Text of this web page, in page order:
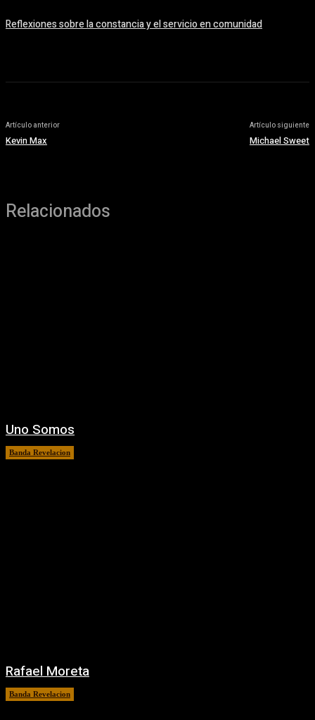
Reflexiones sobre la constancia y el servicio en comunidad
Artículo anterior
Kevin Max
Artículo siguiente
Michael Sweet
Relacionados
Uno Somos
Banda Revelacion
Rafael Moreta
Banda Revelacion